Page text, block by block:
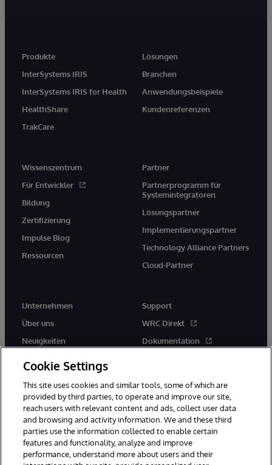
Produkte
InterSystems IRIS
InterSystems IRIS for Health
HealthShare
TrakCare
Lösungen
Branchen
Anwendungsbeispiele
Kundenreferenzen
Wissenszentrum
Für Entwickler
Bildung
Zertifizierung
Impulse Blog
Ressourcen
Partner
Partnerprogramm für
Systemintegratoren
Lösungspartner
Implementierungspartner
Technology Alliance Partners
Cloud-Partner
Unternehmen
Über uns
Neuigkeiten
Support
WRC Direkt
Dokumentation
© 1996-2026 InterSystems Corporation, Boston, MA. Alle Rechte
Cookie Settings
This site uses cookies and similar tools, some of which are
provided by third parties, to operate and improve our site,
reach users with relevant content and ads, collect user data
and browsing and activity information. We and these third
parties use the information collected to enable certain
features and functionality, analyze and improve
performance, understand more about users and their